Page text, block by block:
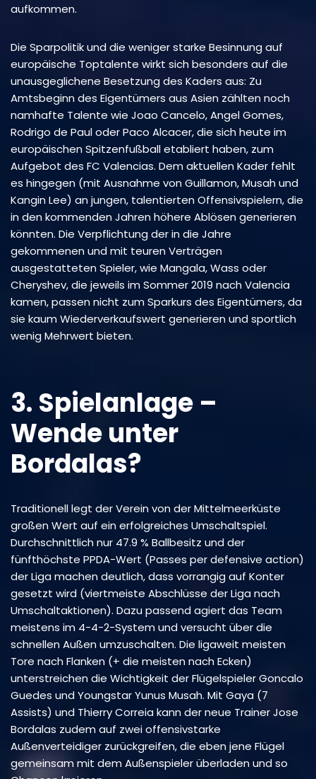
aufkommen.
Die Sparpolitik und die weniger starke Besinnung auf
europäische Toptalente wirkt sich besonders auf die
unausgeglichene Besetzung des Kaders aus: Zu
Amtsbeginn des Eigentümers aus Asien zählten noch
namhafte Talente wie Joao Cancelo, Angel Gomes,
Rodrigo de Paul oder Paco Alcacer, die sich heute im
europäischen Spitzenfußball etabliert haben, zum
Aufgebot des FC Valencias. Dem aktuellen Kader fehlt
es hingegen (mit Ausnahme von Guillamon, Musah und
Kangin Lee) an jungen, talentierten Offensivspielern, die
in den kommenden Jahren höhere Ablösen generieren
könnten. Die Verpflichtung der in die Jahre
gekommenen und mit teuren Verträgen
ausgestatteten Spieler, wie Mangala, Wass oder
Cheryshev, die jeweils im Sommer 2019 nach Valencia
kamen, passen nicht zum Sparkurs des Eigentümers, da
sie kaum Wiederverkaufswert generieren und sportlich
wenig Mehrwert bieten.
3. Spielanlage –
Wende unter
Bordalas?
Traditionell legt der Verein von der Mittelmeerküste
großen Wert auf ein erfolgreiches Umschaltspiel.
Durchschnittlich nur 47.9 % Ballbesitz und der
fünfthöchste PPDA-Wert (Passes per defensive action)
der Liga machen deutlich, dass vorrangig auf Konter
gesetzt wird (viertmeiste Abschlüsse der Liga nach
Umschaltaktionen). Dazu passend agiert das Team
meistens im 4-4-2-System und versucht über die
schnellen Außen umzuschalten. Die ligaweit meisten
Tore nach Flanken (+ die meisten nach Ecken)
unterstreichen die Wichtigkeit der Flügelspieler Goncalo
Guedes und Youngstar Yunus Musah. Mit Gaya (7
Assists) und Thierry Correia kann der neue Trainer Jose
Bordalas zudem auf zwei offensivstarke
Außenverteidiger zurückgreifen, die eben jene Flügel
gemeinsam mit dem Außenspieler überladen und so